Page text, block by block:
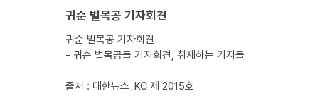
귀순 벌목공 기자회견
귀순 벌목공 기자회견
- 귀순 벌목공들 기자회견, 취재하는 기자들
출처 : 대한뉴스_KC 제 2015호